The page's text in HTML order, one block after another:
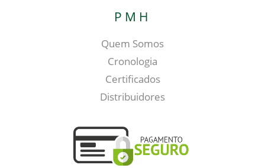
PMH
Quem Somos
Cronologia
Certificados
Distribuidores